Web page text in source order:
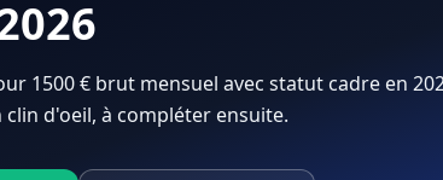
1500 € brut mensuel avec statut cadre en
d'oeil, à compléter ensuite.